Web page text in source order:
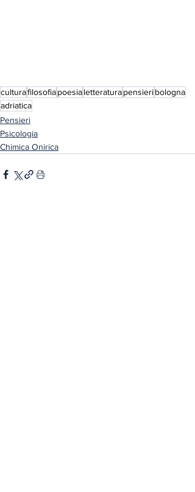
culturafilosofiapoesialetteraturapensieribologna
adriatica
Pensieri
Psicologia
Chimica Onirica